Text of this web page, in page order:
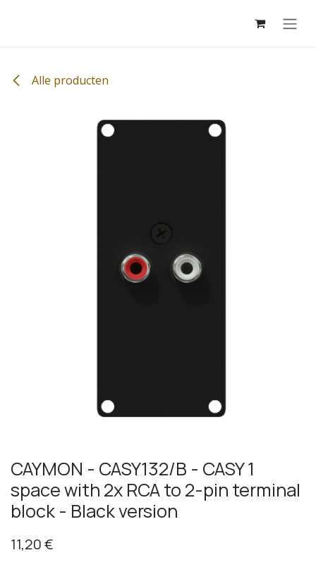
Alle producten
CAYMON - CASY132/B - CASY 1
space with 2x RCA to 2-pin terminal
block - Black version
11,20€